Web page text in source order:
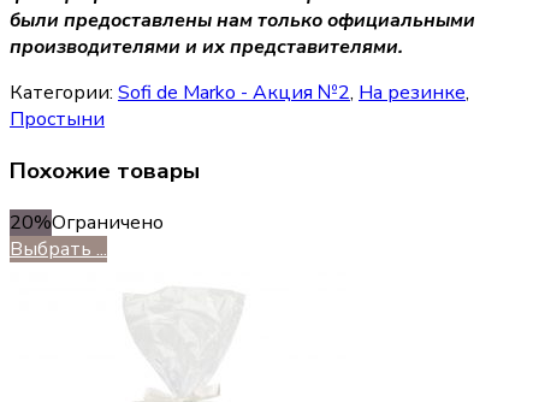
были предоставлены нам только официальными
производителями и их представителями.
Категории: Sofi de Marko - Акция №2, На резинке,
Простыни
Похожие товары
20%Ограничено
Выбрать ...